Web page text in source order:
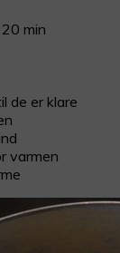
min
de er klare
varmen